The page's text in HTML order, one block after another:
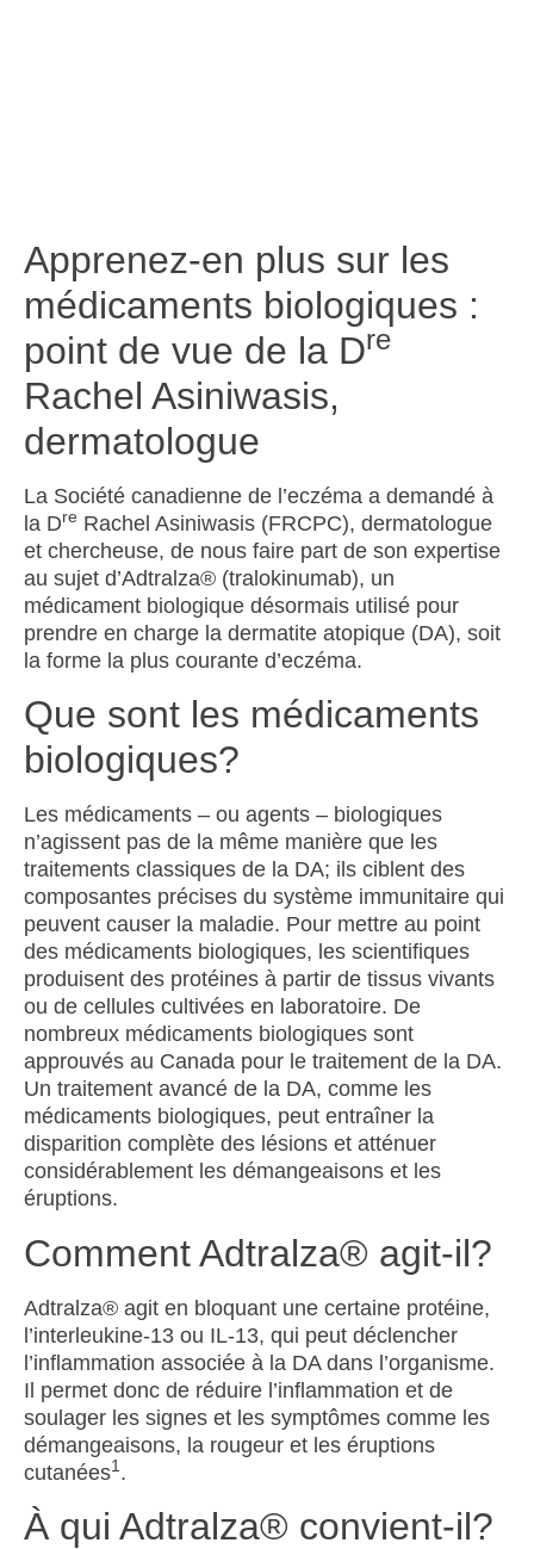
Apprenez-en plus sur les
médicaments biologiques :
point de vue de la Dre
Rachel Asiniwasis,
dermatologue
La Société canadienne de l’eczéma a demandé à
la Dre Rachel Asiniwasis (FRCPC), dermatologue
et chercheuse, de nous faire part de son expertise
au sujet d’Adtralza® (tralokinumab), un
médicament biologique désormais utilisé pour
prendre en charge la dermatite atopique (DA), soit
la forme la plus courante d’eczéma.
Que sont les médicaments
biologiques?
Les médicaments – ou agents – biologiques
n’agissent pas de la même manière que les
traitements classiques de la DA; ils ciblent des
composantes précises du système immunitaire qui
peuvent causer la maladie. Pour mettre au point
des médicaments biologiques, les scientifiques
produisent des protéines à partir de tissus vivants
ou de cellules cultivées en laboratoire. De
nombreux médicaments biologiques sont
approuvés au Canada pour le traitement de la DA.
Un traitement avancé de la DA, comme les
médicaments biologiques, peut entraîner la
disparition complète des lésions et atténuer
considérablement les démangeaisons et les
éruptions.
Comment Adtralza® agit-il?
Adtralza® agit en bloquant une certaine protéine,
l’interleukine-13 ou IL-13, qui peut déclencher
l’inflammation associée à la DA dans l’organisme.
Il permet donc de réduire l’inflammation et de
soulager les signes et les symptômes comme les
démangeaisons, la rougeur et les éruptions
cutanées1 .
À qui Adtralza® convient-il?